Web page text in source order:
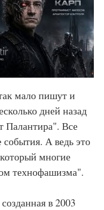
мало пишут и
дней назад
Палантира". Все
А ведь это
многие
технофашизма".
в 2003